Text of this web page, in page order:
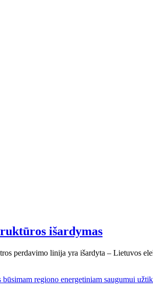
išardymas
perdavimo linija yra išardyta – Lietuvos